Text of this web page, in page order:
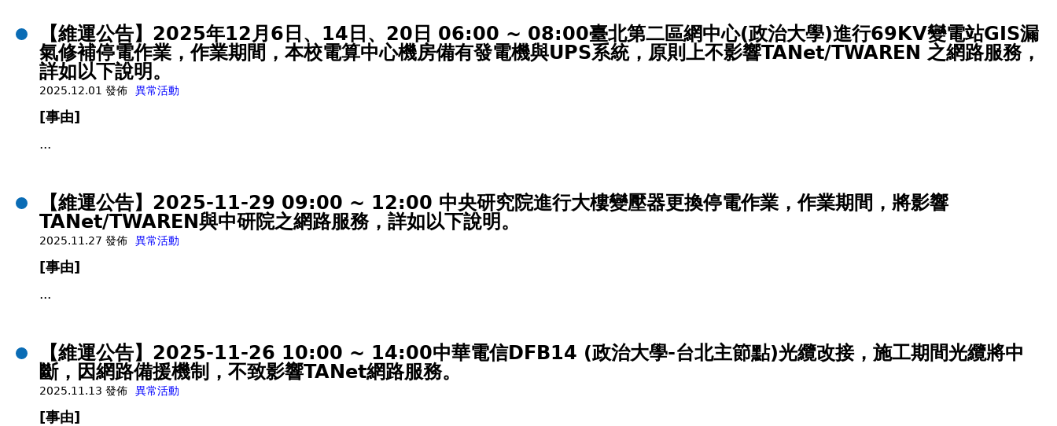
【維運公告】2025年12月6日、14日、20日 06:00 ~ 08:00臺北第二區網中心(政治大學)進行69KV變電站GIS漏
氣修補停電作業，作業期間，本校電算中心機房備有發電機與UPS系統，原則上不影響TANet/TWAREN 之網路服務，
詳如以下說明。
2025.12.01 發佈 異常活動
[事由]
...
【維運公告】2025-11-29 09:00 ~ 12:00 中央研究院進行大樓變壓器更換停電作業，作業期間，將影響
TANet/TWAREN與中研院之網路服務，詳如以下說明。
2025.11.27 發佈 異常活動
[事由]
...
【維運公告】2025-11-26 10:00 ~ 14:00中華電信DFB14 (政治大學-台北主節點)光纜改接，施工期間光纜將中
斷，因網路備援機制，不致影響TANet網路服務。
2025.11.13 發佈 異常活動
[事由]